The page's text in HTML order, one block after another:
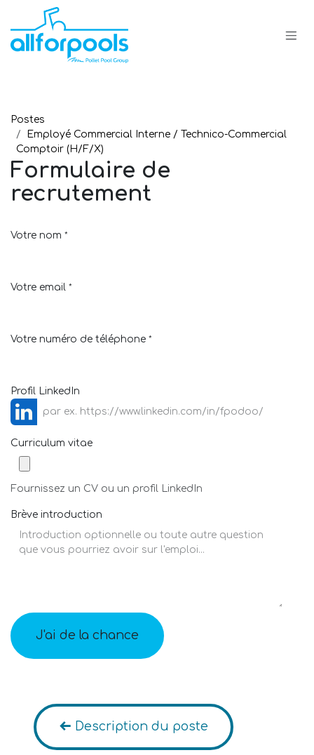
Se rendre au contenu
Postes
Employé Commercial Interne / Technico-Commercial
Comptoir (H/F/X)
Formulaire de
recrutement
Votre nom *
Votre email *
Votre numéro de téléphone *
Profil LinkedIn
Curriculum vitae
Fournissez un CV ou un profil LinkedIn
Brève introduction
J'ai de la chance
Description du poste